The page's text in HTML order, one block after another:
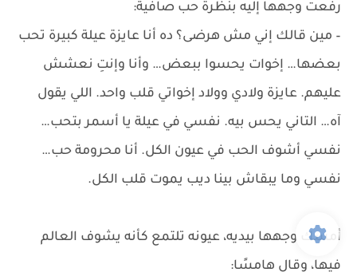
رفعت وجهها إليه بنظرة حب صافية:
– مين قالك إني مش هرضى؟ ده أنا عايزة عيلة كبيرة تحب
بعضها… إخوات يحسوا ببعض… وأنا وإنتِ نعشش
عليهم. عايزة ولادي وولاد إخواتي قلب واحد. اللي يقول
آه… التاني يحس بيه. نفسي في عيلة يا أسمر بتحب…
نفسي أشوف الحب في عيون الكل. أنا محرومة حب…
نفسي وما يبقاش بينا ديب يموت قلب الكل.
أمسك وجهها بيديه، عيونه تلتمع كأنه يشوف العالم
فيها، وقال هامسًا: